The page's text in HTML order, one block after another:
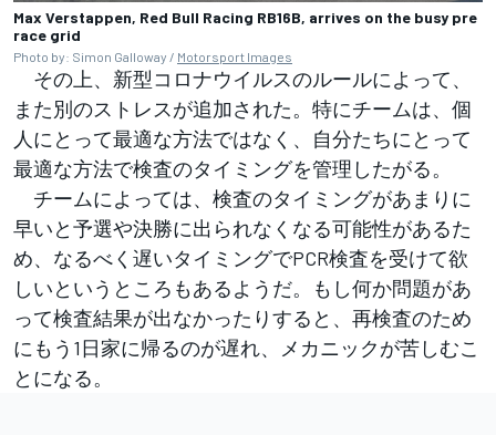
Max Verstappen, Red Bull Racing RB16B, arrives on the busy pre
race grid
Photo by: Simon Galloway / Motorsport Images
その上、新型コロナウイルスのルールによって、
また別のストレスが追加された。特にチームは、個
人にとって最適な方法ではなく、自分たちにとって
最適な方法で検査のタイミングを管理したがる。
チームによっては、検査のタイミングがあまりに
早いと予選や決勝に出られなくなる可能性があるた
め、なるべく遅いタイミングでPCR検査を受けて欲
しいというところもあるようだ。もし何か問題があ
って検査結果が出なかったりすると、再検査のため
にもう1日家に帰るのが遅れ、メカニックが苦しむこ
とになる。